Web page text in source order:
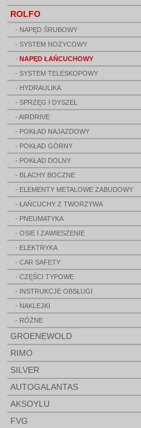
ROLFO
- NAPĘD ŚRUBOWY
- SYSTEM NOŻYCOWY
- NAPĘD ŁAŃCUCHOWY
- SYSTEM TELESKOPOWY
- HYDRAULIKA
- SPRZĘG I DYSZEL
- AIRDRIVE
- POKŁAD NAJAZDOWY
- POKŁAD GÓRNY
- POKŁAD DOLNY
- BLACHY BOCZNE
- ELEMENTY METALOWE ZABUDOWY
- ŁAŃCUCHY Z TWORZYWA
- PNEUMATYKA
- OSIE I ZAWIESZENIE
- ELEKTRYKA
- CAR SAFETY
- CZĘŚCI TYPOWE
- INSTRUKCJE OBSŁUGI
- NAKLEJKI
- RÓŻNE
GROENEWOLD
RIMO
SILVER
AUTOGALANTAS
AKSOYLU
FVG